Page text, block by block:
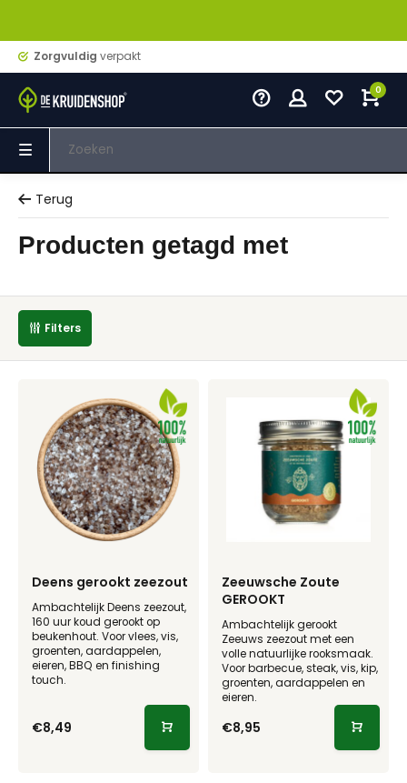
Zorgvuldig verpakt
0
Terug
Producten getagd met
Filters
Deens gerookt zeezout
Ambachtelijk Deens zeezout,
160 uur koud gerookt op
beukenhout. Voor vlees, vis,
groenten, aardappelen,
eieren, BBQ en finishing
touch.
€8,49
Zeeuwsche Zoute
GEROOKT
Ambachtelijk gerookt
Zeeuws zeezout met een
volle natuurlijke rooksmaak.
Voor barbecue, steak, vis, kip,
groenten, aardappelen en
eieren.
€8,95